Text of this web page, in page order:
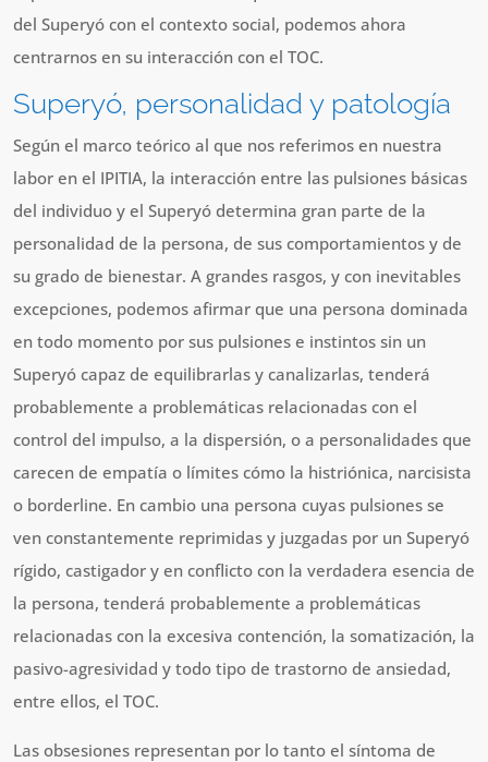
del Superyó con el contexto social, podemos ahora
centrarnos en su interacción con el TOC.
Superyó, personalidad y patología
Según el marco teórico al que nos referimos en nuestra
labor en el IPITIA, la interacción entre las pulsiones básicas
del individuo y el Superyó determina gran parte de la
personalidad de la persona, de sus comportamientos y de
su grado de bienestar. A grandes rasgos, y con inevitables
excepciones, podemos afirmar que una persona dominada
en todo momento por sus pulsiones e instintos sin un
Superyó capaz de equilibrarlas y canalizarlas, tenderá
probablemente a problemáticas relacionadas con el
control del impulso, a la dispersión, o a personalidades que
carecen de empatía o límites cómo la histriónica, narcisista
o borderline. En cambio una persona cuyas pulsiones se
ven constantemente reprimidas y juzgadas por un Superyó
rígido, castigador y en conflicto con la verdadera esencia de
la persona, tenderá probablemente a problemáticas
relacionadas con la excesiva contención, la somatización, la
pasivo-agresividad y todo tipo de trastorno de ansiedad,
entre ellos, el TOC.
Las obsesiones representan por lo tanto el síntoma de